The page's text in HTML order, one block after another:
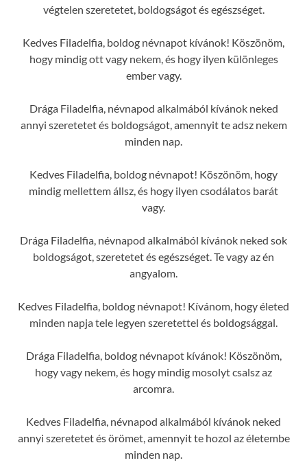
végtelen szeretetet, boldogságot és egészséget.
Kedves Filadelfia, boldog névnapot kívánok! Köszönöm,
hogy mindig ott vagy nekem, és hogy ilyen különleges
ember vagy.
Drága Filadelfia, névnapod alkalmából kívánok neked
annyi szeretetet és boldogságot, amennyit te adsz nekem
minden nap.
Kedves Filadelfia, boldog névnapot! Köszönöm, hogy
mindig mellettem állsz, és hogy ilyen csodálatos barát
vagy.
Drága Filadelfia, névnapod alkalmából kívánok neked sok
boldogságot, szeretetet és egészséget. Te vagy az én
angyalom.
Kedves Filadelfia, boldog névnapot! Kívánom, hogy életed
minden napja tele legyen szeretettel és boldogsággal.
Drága Filadelfia, boldog névnapot kívánok! Köszönöm,
hogy vagy nekem, és hogy mindig mosolyt csalsz az
arcomra.
Kedves Filadelfia, névnapod alkalmából kívánok neked
annyi szeretetet és örömet, amennyit te hozol az életembe
minden nap.